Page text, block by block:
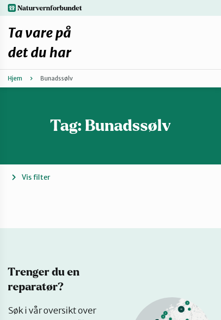
Hopp
til
hovedinnhold
Fiksetips
Forbehold
Mitt navn
Møt reparatørene
naturvernforbundet.no
Ta vare på
det du har
Hjem Bunadssølv
Tag: Bunadssølv
Vis filter
Trenger du en
reparatør?
Søk i vår oversikt over
på